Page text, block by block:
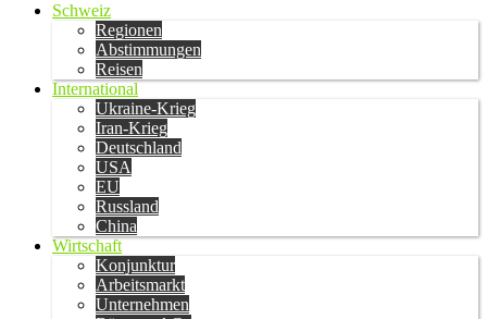
Schweiz
Regionen
Abstimmungen
Reisen
International
Ukraine-Krieg
Iran-Krieg
Deutschland
USA
EU
Russland
China
Wirtschaft
Konjunktur
Arbeitsmarkt
Unternehmen